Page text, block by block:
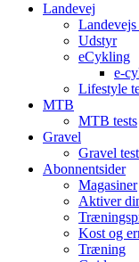
Landevej
Landevejs
Udstyr
eCykling
e-
Lifestyle
MTB
MTB tests
Gravel
Gravel
Abonnentsider
Magasiner
Aktiver
Kost og
Træning